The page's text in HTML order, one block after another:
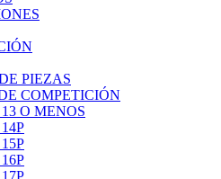
PIEZAS
COMPETICIÓN
O MENOS